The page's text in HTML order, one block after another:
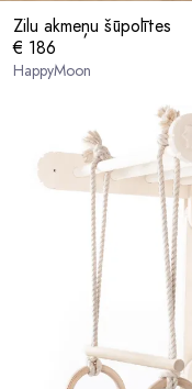
Zilu akmeņu šūpolītes
€ 186
HappyMoon